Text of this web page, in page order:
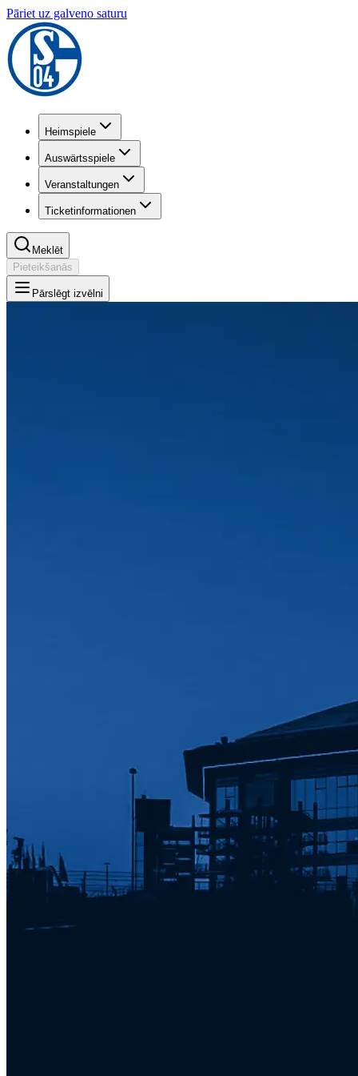
Pāriet uz galveno saturu
Heimspiele
Auswärtsspiele
Veranstaltungen
Ticketinformationen
Meklēt
Pieteikšanās
Pārslēgt izvēlni